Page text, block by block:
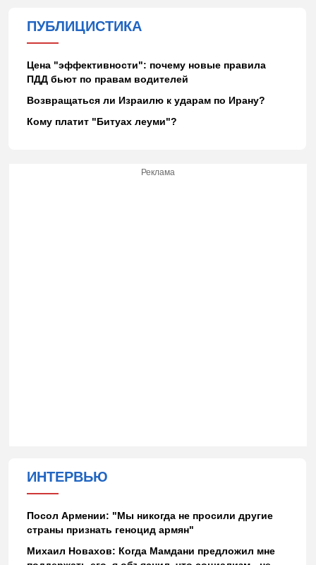
ПУБЛИЦИСТИКА
Цена "эффективности": почему новые правила
ПДД бьют по правам водителей
Возвращаться ли Израилю к ударам по Ирану?
Кому платит "Битуах леуми"?
Реклама
ИНТЕРВЬЮ
Посол Армении: "Мы никогда не просили другие
страны признать геноцид армян"
Михаил Новахов: Когда Мамдани предложил мне